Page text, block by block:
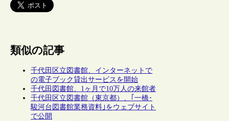
類似の記事
千代田区立図書館、インターネットで
の電子ブック貸出サービスを開始
千代田図書館、1ヶ月で10万人の来館者
千代田区立図書館（東京都）、｢一橋･
駿河台図書館業務資料｣をウェブサイト
で公開